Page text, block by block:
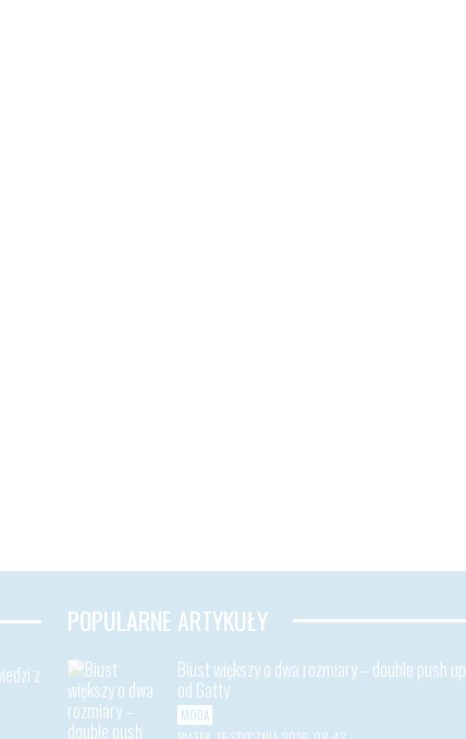
z
POPULARNE ARTYKUŁY
Biust większy o dwa rozmiary – double push up
od Gatty
MODA